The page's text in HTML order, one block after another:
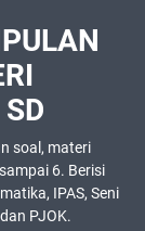
soal, materi
6. Berisi
IPAS, Seni
PJOK.